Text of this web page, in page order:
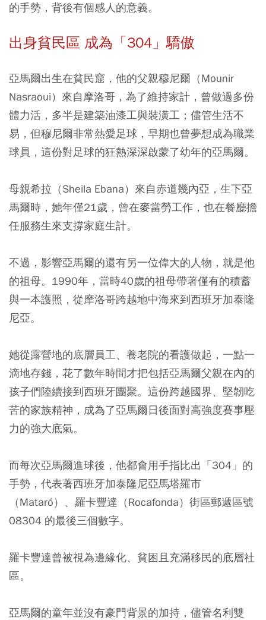
的手勢，背後有個感人的意義。
出身貧民區 成為「304」驕傲
亞馬爾出生在貧民窟，他的父親穆尼爾（Mounir
Nasraoui）來自摩洛哥，為了維持家計，曾做過多份
體力活，多半是建築油漆工與裝潢工；儘管生活不
易，但穆尼爾非常熱愛足球，早期也曾夢想成為職業
球員，這份對足球的狂熱深深啟蒙了幼年的亞馬爾。
母親希拉（Sheila Ebana）來自赤道幾內亞，生下亞
馬爾時，她年僅21歲，曾在麥當勞工作，也在餐廳擔
任服務生來支撐家庭生計。
不過，影響亞馬爾的還有另一位偉大的人物，就是他
的祖母。1990年，當時40歲的祖母帶著僅有的積蓄
與一本護照，從摩洛哥跨越地中海來到西班牙加泰隆
尼亞。
她從露營地的底層員工、養老院的看護做起，一點一
滴地存錢，花了數年時間才把包括亞馬爾父親在內的
孩子們陸續接到西班牙團聚。這份跨越國界、堅韌吃
苦的家族精神，成為了亞馬爾日後面對高強度賽事壓
力的強大底氣。
而每次亞馬爾進球後，他都會用手指比出「304」的
手勢，代表著西班牙加泰隆尼亞馬塔羅市
（Mataró）、羅卡豐達（Rocafonda）街區郵遞區號
08304 的最後三個數字。
羅卡豐達曾被視為邊緣化、貧困且充滿移民的底層社
區。
亞馬爾的童年並沒有豪門背景的加持，儘管名利雙